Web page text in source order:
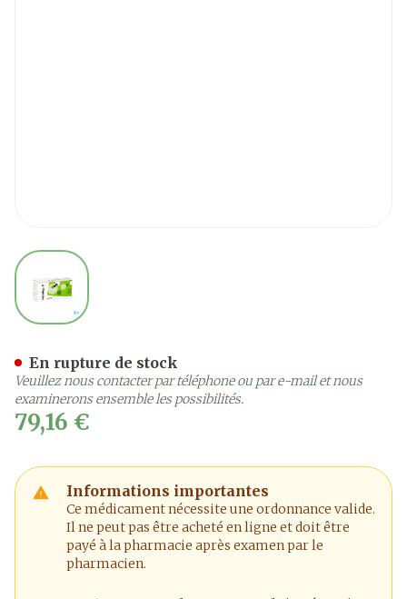
View larger image
79,16 €
Informations importantes
Ce médicament nécessite une ordonnance valide.
Il ne peut pas être acheté en ligne et doit être
payé à la pharmacie après examen par le
pharmacien.
En rupture de stock
Veuillez nous contacter par téléphone ou par e-mail et nous
examinerons ensemble les possibilités.